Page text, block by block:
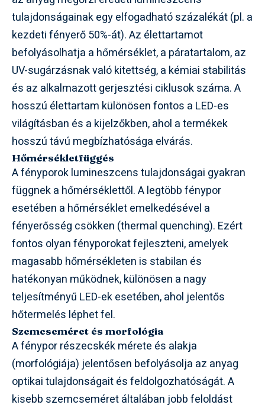
tulajdonságainak egy elfogadható százalékát (pl. a
kezdeti fényerő 50%-át). Az élettartamot
befolyásolhatja a hőmérséklet, a páratartalom, az
UV-sugárzásnak való kitettség, a kémiai stabilitás
és az alkalmazott gerjesztési ciklusok száma. A
hosszú élettartam különösen fontos a LED-es
világításban és a kijelzőkben, ahol a termékek
hosszú távú megbízhatósága elvárás.
Hőmérsékletfüggés
A fényporok lumineszcens tulajdonságai gyakran
függnek a hőmérséklettől. A legtöbb fénypor
esetében a hőmérséklet emelkedésével a
fényerősség csökken (thermal quenching). Ezért
fontos olyan fényporokat fejleszteni, amelyek
magasabb hőmérsékleten is stabilan és
hatékonyan működnek, különösen a nagy
teljesítményű LED-ek esetében, ahol jelentős
hőtermelés léphet fel.
Szemcseméret és morfológia
A fénypor részecskék mérete és alakja
(morfológiája) jelentősen befolyásolja az anyag
optikai tulajdonságait és feldolgozhatóságát. A
kisebb szemcseméret általában jobb feloldást